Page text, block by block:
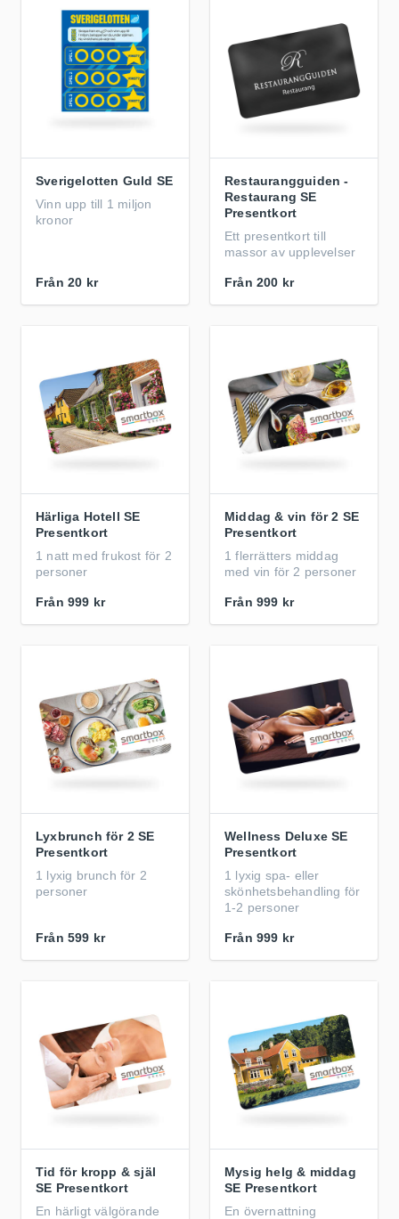
Sverigelotten Guld SE
Vinn upp till 1 miljon
kronor
Från 20 kr
Restaurangguiden -
Restaurang SE
Presentkort
Ett presentkort till
massor av upplevelser
Från 200 kr
Härliga Hotell SE
Presentkort
1 natt med frukost för 2
personer
Från 999 kr
Middag & vin för 2 SE
Presentkort
1 flerrätters middag
med vin för 2 personer
Från 999 kr
Lyxbrunch för 2 SE
Presentkort
1 lyxig brunch för 2
personer
Från 599 kr
Wellness Deluxe SE
Presentkort
1 lyxig spa- eller
skönhetsbehandling för
1-2 personer
Från 999 kr
Tid för kropp & själ
SE Presentkort
En härligt välgörande
Mysig helg & middag
SE Presentkort
En övernattning